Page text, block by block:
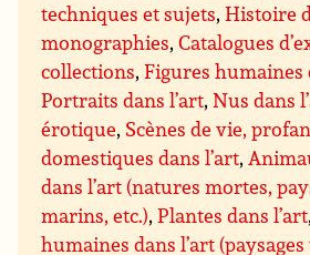
techniques et sujets,Histoire
monographies,Catalogues
collections,Figures humaines
Portraits dans l’art,Nus dans
érotique, Scènes de vie,
domestiques dans l’art,
dans l’art (natures mortes,
marins, etc.),Plantes dans l’art
humaines dans l’art